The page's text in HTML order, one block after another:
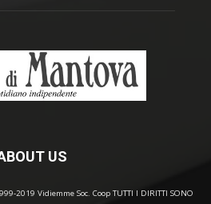
US
2019 Vidiemme Soc. Coop TUTTI I DIRITTI SONO